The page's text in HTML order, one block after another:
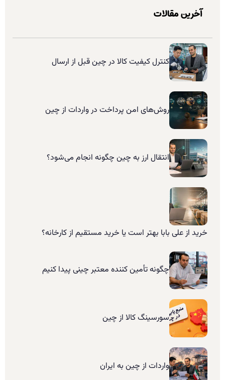
آخرین مقالات
کنترل کیفیت کالا در چین قبل از ارسال
روش‌های امن پرداخت در واردات از چین
انتقال ارز به چین چگونه انجام می‌شود؟
خرید از علی بابا بهتر است یا خرید مستقیم از کارخانه؟
چگونه تأمین کننده معتبر چینی پیدا کنیم
سورسینگ کالا از چین
واردات از چین به ایران